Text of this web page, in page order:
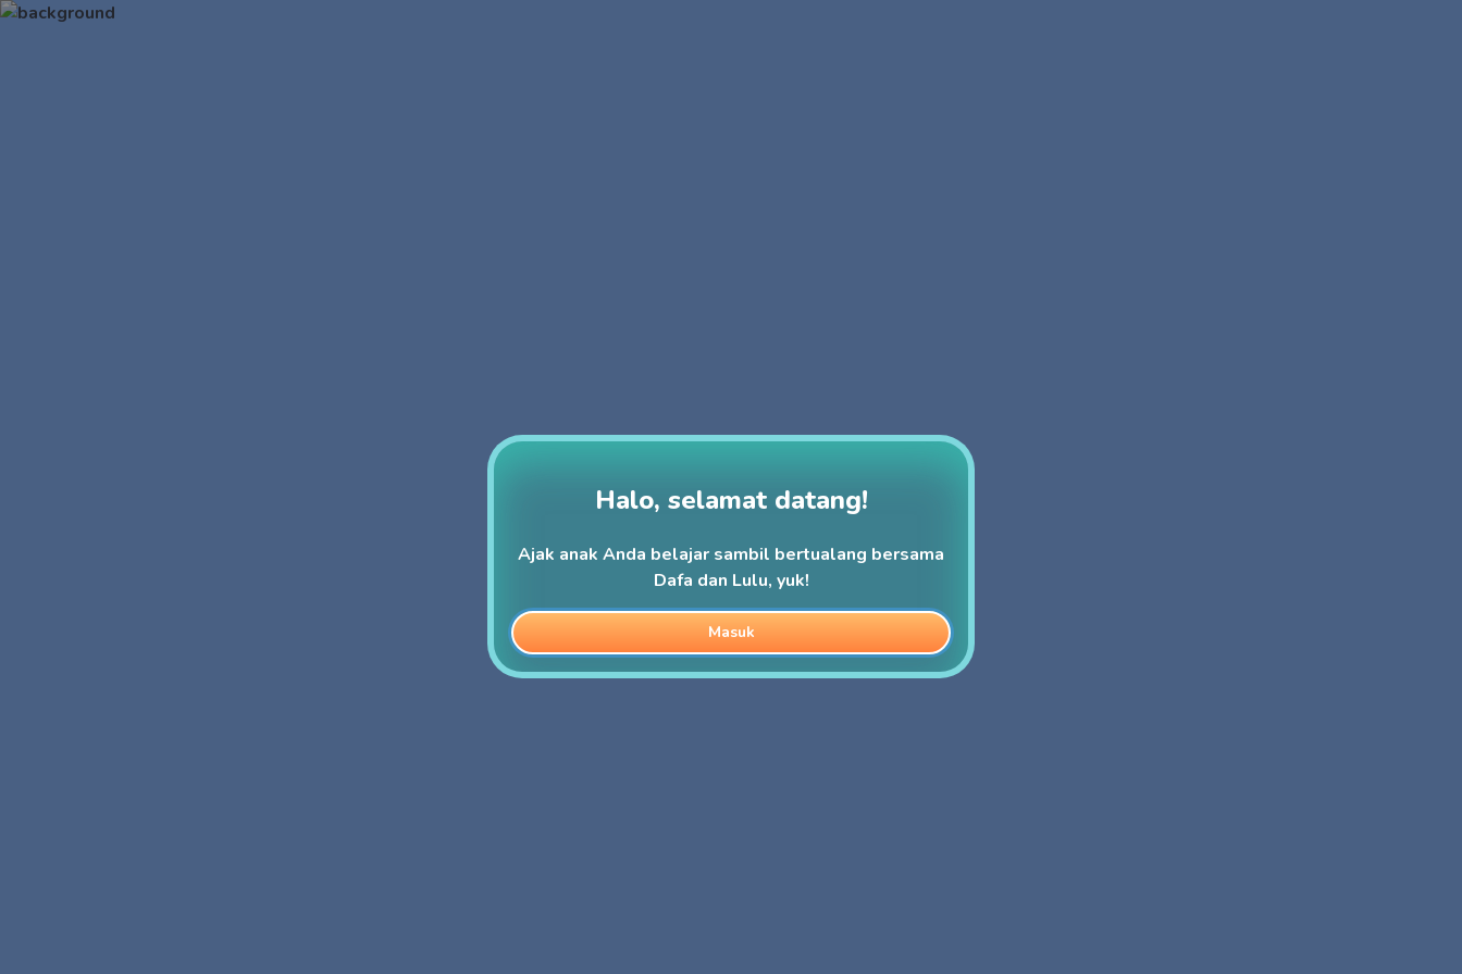
Halo, selamat datang!
Ajak anak Anda belajar sambil bertualang bersama
Dafa dan Lulu, yuk!
Masuk